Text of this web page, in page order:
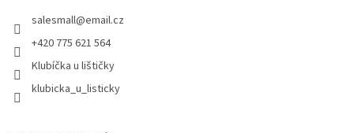
salesmall@email.cz
+420 775 621 564
Klubíčka u lištičky
klubicka_u_listicky